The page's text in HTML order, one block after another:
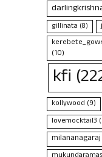
gillinata (8)
(10)
kfi
kollywood (9)
lovemocktail3
milananagaraj